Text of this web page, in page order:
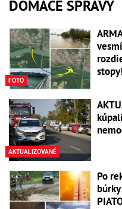
DOMÁCE SPRÁVY
FOTO
stopy!
AKTUALIZOVANÉ
Po